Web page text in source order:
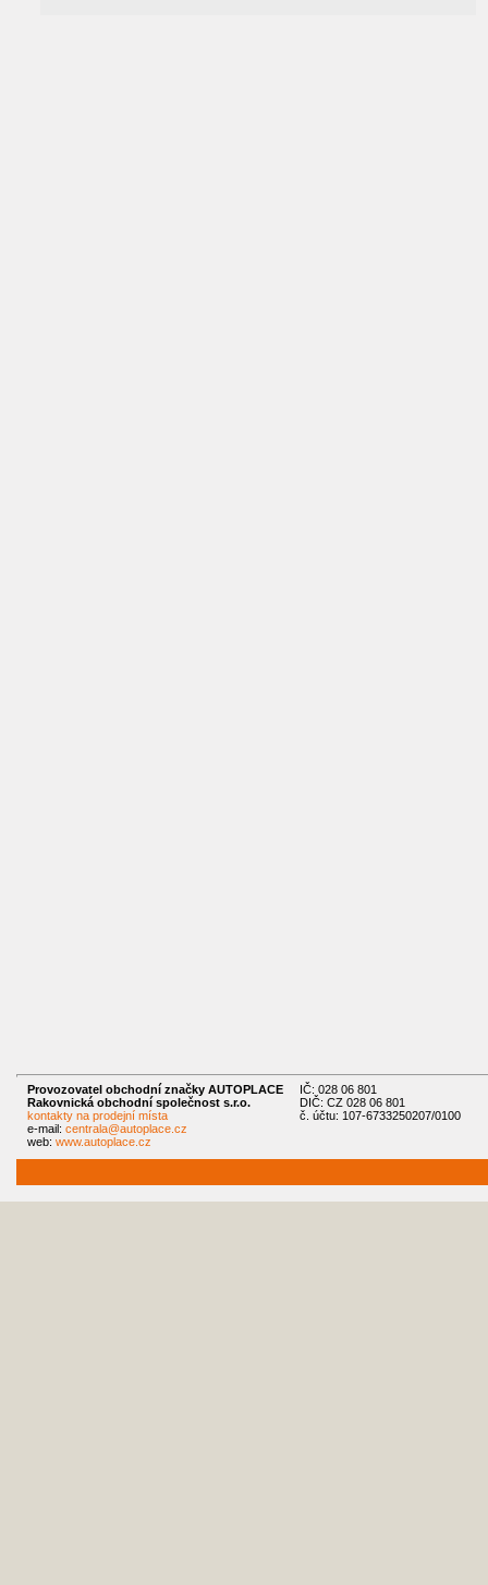
Provozovatel obchodní značky AUTOPLACE
Rakovnická obchodní společnost s.r.o.
kontakty na prodejní místa
e-mail: centrala@autoplace.cz
web: www.autoplace.cz
IČ: 028 06 801
DIČ: CZ 028 06 801
č. účtu: 107-6733250207/0100